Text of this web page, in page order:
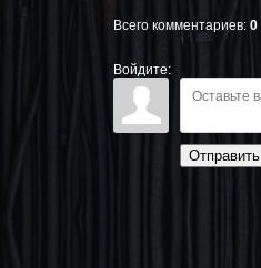
Всего комментариев: 0
Войдите:
Отправить